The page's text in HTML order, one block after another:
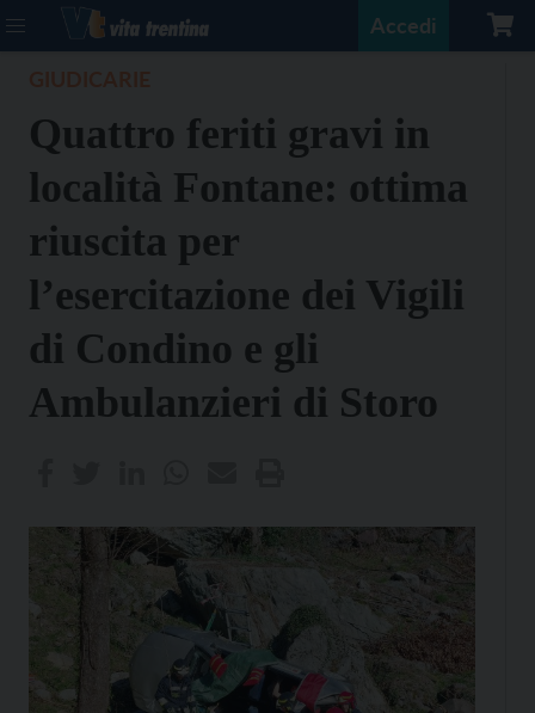
Accedi
Quattro feriti gravi in
località Fontane: ottima
riuscita per
l’esercitazione dei Vigili
di Condino e gli
Ambulanzieri di Storo